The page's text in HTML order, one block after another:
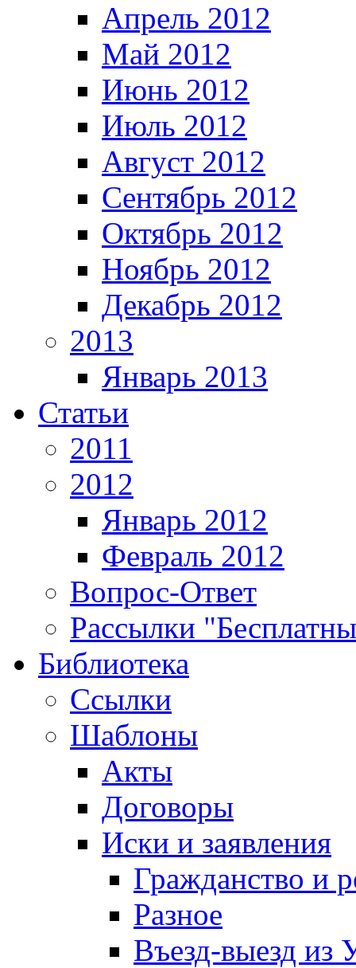
Апрель 2012
Май 2012
Июнь 2012
Июль 2012
Август 2012
Сентябрь 2012
Октябрь 2012
Ноябрь 2012
Декабрь 2012
2013
Январь 2013
Статьи
2011
2012
Январь 2012
Февраль 2012
Вопрос-Ответ
Рассылки
Библиотека
Ссылки
Шаблоны
Акты
Договоры
Иски и заявления
Гражданство и
Разное
Въезд-выезд из